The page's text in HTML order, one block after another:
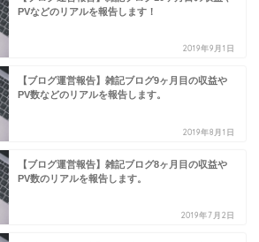
PVなどのリアルを報告します！
2019年9月1日
【ブログ運営報告】雑記ブログ9ヶ月目の収益や
PV数などのリアルを報告します。
2019年8月1日
【ブログ運営報告】雑記ブログ8ヶ月目の収益や
PV数のリアルを報告します。
2019年7月2日